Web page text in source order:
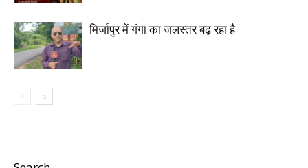
मिर्जापुर में गंगा का जलस्तर बढ़ रहा है